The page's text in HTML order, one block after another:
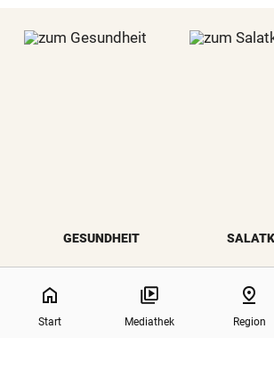
GESUNDHEIT
north
home
Start Mediathek
pin_drop
Region
NaN%